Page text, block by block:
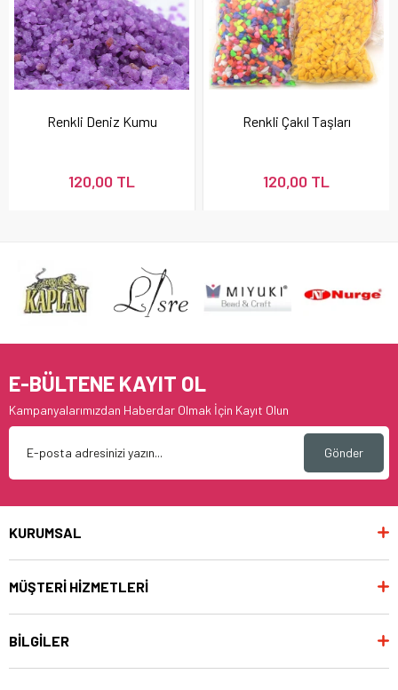
Renkli Deniz Kumu
120,00 TL
Renkli Çakıl Taşları
120,00 TL
E-BÜLTENE KAYIT OL
Kampanyalarımızdan Haberdar Olmak İçin Kayıt Olun
Gönder
KURUMSAL
MÜŞTERİ HİZMETLERİ
BİLGİLER